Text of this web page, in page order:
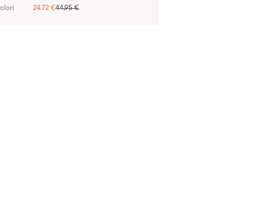
24,72 €44,95 €